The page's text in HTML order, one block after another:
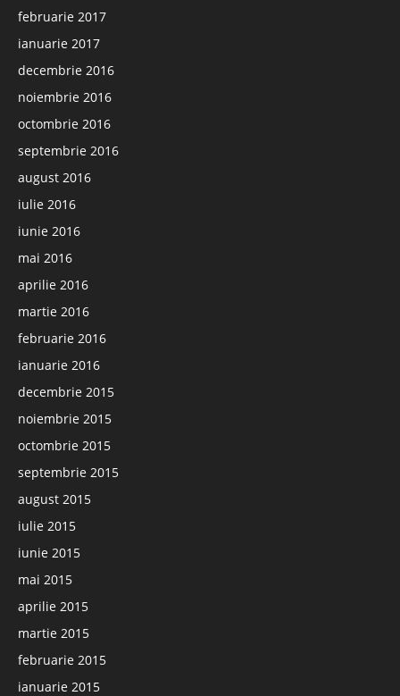
februarie 2017
ianuarie 2017
decembrie 2016
noiembrie 2016
octombrie 2016
septembrie 2016
august 2016
iulie 2016
iunie 2016
mai 2016
aprilie 2016
martie 2016
februarie 2016
ianuarie 2016
decembrie 2015
noiembrie 2015
octombrie 2015
septembrie 2015
august 2015
iulie 2015
iunie 2015
mai 2015
aprilie 2015
martie 2015
februarie 2015
ianuarie 2015